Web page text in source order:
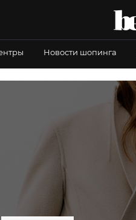
Новости шопинга